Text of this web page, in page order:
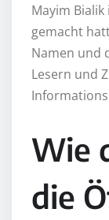
Mayim
gemacht
Namen und
Lesern und
Wie
die